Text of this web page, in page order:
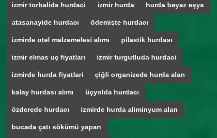
izmir torbalida hurdaci izmir hurda hurda beyaz eşya
atasanayide hurdacı ödemişte hurdacı
izmirde otel malzemelesi alımı pilastik hurdası
izmir elmas uç fiyatları izmir turgutluda hurdaci
izmirde hurda fiyatlari çiğli organizede hurda alan
kalay hurdası alımı üçyolda hurdacı
özderede hurdacı izmirde hurda aliminyum alan
bucada çatı sökümü yapan